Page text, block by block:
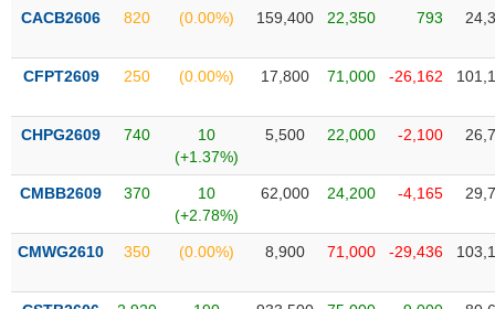
CACB2606 820 (0.00%) 159,400 22,350 793
CFPT2609 250 (0.00%) 17,800 71,000 -26,162
CHPG2609 740
10
(+1.37%)
5,500 22,000 -2,100
CMBB2609 370
10
(+2.78%)
62,000 24,200 -4,165
CMWG2610 350 (0.00%) 8,900 71,000 -29,436
TIÊU
THIẾT
YẾU
CHĂM
SỨC